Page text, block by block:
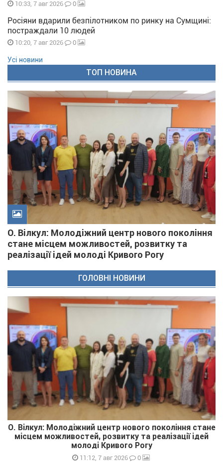
10:33, 7 авг 2026 0
Росіяни вдарили безпілотником по ринку на Сумщині:
постраждали 10 людей
10:20, 7 авг 2026 0
Усі новини
ТОП НОВИНА
О. Вілкул: Молодіжний центр нового покоління
стане місцем можливостей, розвитку та
реалізації ідей молоді Кривого Рогу
ГОЛОВНІ НОВИНИ
О. Вілкул: Молодіжний центр нового покоління стане
місцем можливостей, розвитку та реалізації ідей
молоді Кривого Рогу
11:12, 7 авг 2026 0